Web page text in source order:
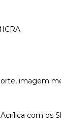
imagem
com os